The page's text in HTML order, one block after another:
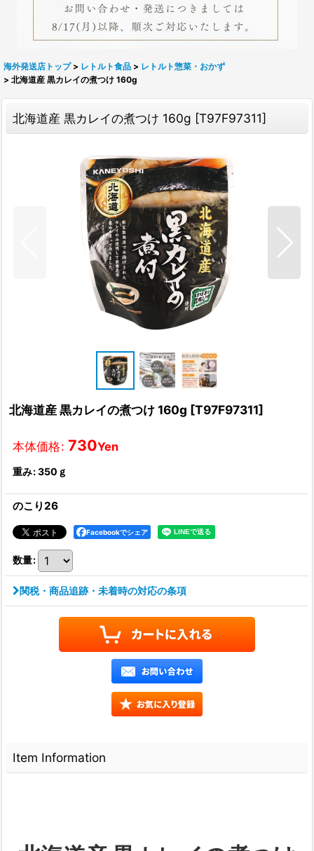
海外発送店トップ > レトルト食品 > レトルト惣菜・おかず
> 北海道産 黒カレイの煮つけ 160g
北海道産 黒カレイの煮つけ 160g [T97F97311]
北海道産 黒カレイの煮つけ 160g [T97F97311]
本体価格: 730Yen
重み:350ｇ
のこり26
Facebookでシェア
数量:
関税・商品追跡・未着時の対応の条項
Item Information